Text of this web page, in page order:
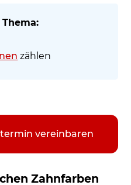
zählen
vereinbaren
Zahnfarben